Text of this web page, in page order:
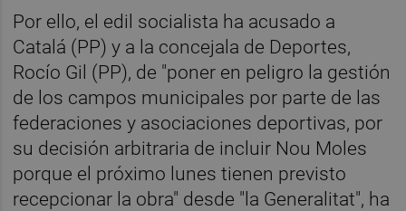
Por ello, el edil socialista ha acusado a
Catalá (PP) y a la concejala de Deportes,
Rocío Gil (PP), de "poner en peligro la gestión
de los campos municipales por parte de las
federaciones y asociaciones deportivas, por
su decisión arbitraria de incluir Nou Moles
porque el próximo lunes tienen previsto
recepcionar la obra" desde "la Generalitat", ha